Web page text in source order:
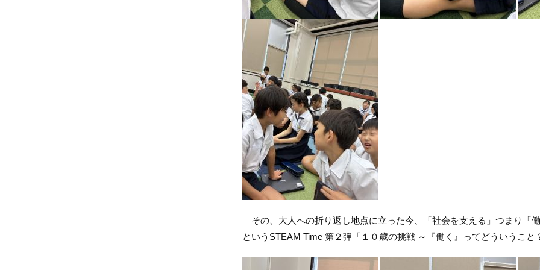
その、大人への折り返し地点に立った今、「社会を支える」つまり「
というSTEAM Time 第２弾「１０歳の挑戦 ～『働く』ってどういうこと